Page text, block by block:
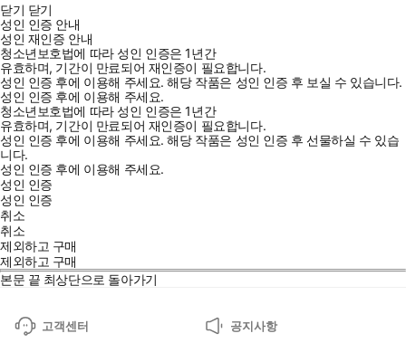
닫기 닫기
성인 인증 안내
성인 재인증 안내
청소년보호법에 따라 성인 인증은 1년간
유효하며, 기간이 만료되어 재인증이 필요합니다.
성인 인증 후에 이용해 주세요.해당 작품은 성인 인증 후 보실 수 있습니다.
성인 인증 후에 이용해 주세요.
청소년보호법에 따라 성인 인증은 1년간
유효하며, 기간이 만료되어 재인증이 필요합니다.
성인 인증 후에 이용해 주세요.해당 작품은 성인 인증 후 선물하실 수 있습
니다.
성인 인증 후에 이용해 주세요.
성인 인증
성인 인증
취소
취소
제외하고 구매
제외하고 구매
본문 끝 최상단으로 돌아가기
고객센터 공지사항